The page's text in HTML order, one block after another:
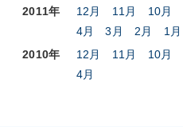
2011年
12月 11月 10月
4月
3月 2月
1月
2010年
12月 11月 10月
4月